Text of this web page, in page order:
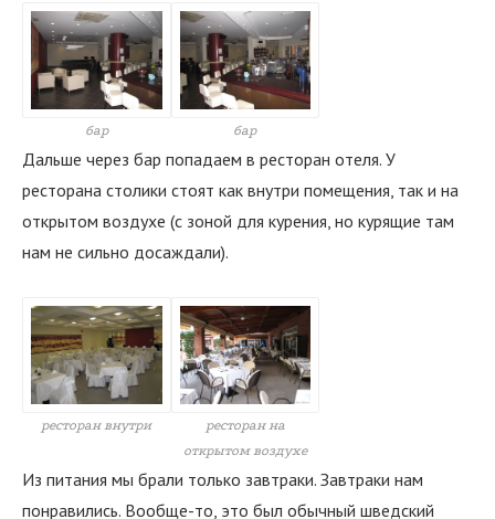
бар бар
Дальше через бар попадаем в ресторан отеля. У
ресторана столики стоят как внутри помещения, так и на
открытом воздухе (с зоной для курения, но курящие там
нам не сильно досаждали).
ресторан внутри
ресторан на
открытом воздухе
Из питания мы брали только завтраки. Завтраки нам
понравились. Вообще-то, это был обычный шведский